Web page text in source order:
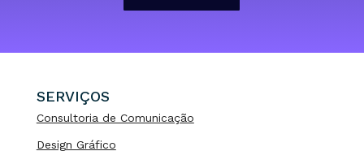
SERVIÇOS
Consultoria de Comunicação
Design Gráfico